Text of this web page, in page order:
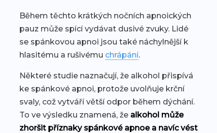
Během těchto krátkých nočních apnoických
pauz může spící vydávat dusivé zvuky. Lidé
se spánkovou apnoi jsou také náchylnější k
hlasitému a rušivému chrápání.
Některé studie naznačují, že alkohol přispívá
ke spánkové apnoi, protože uvolňuje krční
svaly, což vytváří větší odpor během dýchání.
To ve výsledku znamená, že alkohol může
zhoršit příznaky spánkové apnoe a navíc vést